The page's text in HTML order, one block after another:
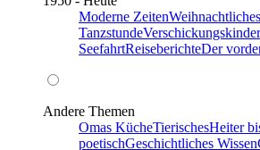
Moderne ZeitenWeihnachtliches
TanzstundeVerschickungskinder
SeefahrtReiseberichteDer
Andere Themen
Omas KücheTierischesHeiter
poetischGeschichtliches Wissen